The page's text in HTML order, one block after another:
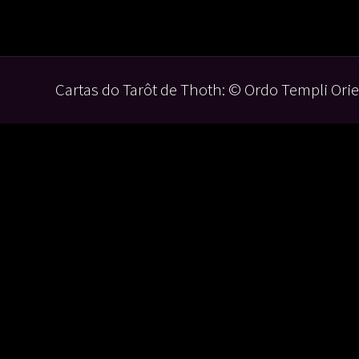
Cartas do Tarôt de Thoth: © Ordo Templi